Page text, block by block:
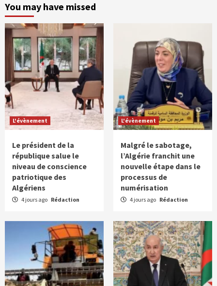
You may have missed
L'évènement
Le président de la
république salue le
niveau de conscience
patriotique des
Algériens
4 jours ago Rédaction
L'évènement
Malgré le sabotage,
l’Algérie franchit une
nouvelle étape dans le
processus de
numérisation
4 jours ago Rédaction